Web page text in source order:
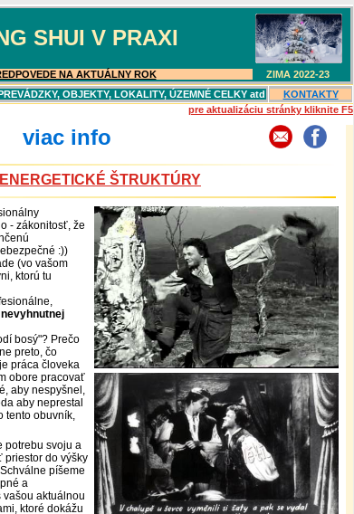
SHUI V PRAXI
NA AKTUÁLNY ROK
ZIMA 2022-23
OBJEKTY, LOKALITY, ÚZEMNÉ CELKY atd
KONTAKTY
pre aktualizáciu stránky kliknite F5
viac info
ŠTRUKTÚRY
- zákonitosť, že
:))
(vo vašom
ktorú tu
nevyhnutnej
bosý"? Prečo
preto, čo
práca človeka
obore pracovať
aby nespyšnel,
aby neprestal
tento obuvník,
potrebu svoju a
priestor do výšky
píšeme
a
aktuálnou
ktoré dokážu